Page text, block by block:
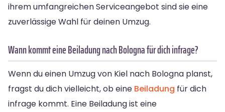
ihrem umfangreichen Serviceangebot sind sie eine
zuverlässige Wahl für deinen Umzug.
Wann kommt eine Beiladung nach Bologna für dich infrage?
Wenn du einen Umzug von Kiel nach Bologna planst,
fragst du dich vielleicht, ob eine Beiladung für dich
infrage kommt. Eine Beiladung ist eine